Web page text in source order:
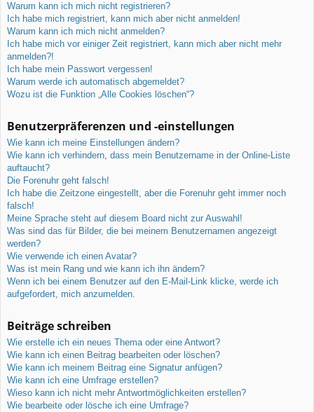
Warum kann ich mich nicht registrieren?
Ich habe mich registriert, kann mich aber nicht anmelden!
Warum kann ich mich nicht anmelden?
Ich habe mich vor einiger Zeit registriert, kann mich aber nicht mehr
anmelden?!
Ich habe mein Passwort vergessen!
Warum werde ich automatisch abgemeldet?
Wozu ist die Funktion „Alle Cookies löschen“?
Benutzerpräferenzen und -einstellungen
Wie kann ich meine Einstellungen ändern?
Wie kann ich verhindern, dass mein Benutzername in der Online-Liste
auftaucht?
Die Forenuhr geht falsch!
Ich habe die Zeitzone eingestellt, aber die Forenuhr geht immer noch
falsch!
Meine Sprache steht auf diesem Board nicht zur Auswahl!
Was sind das für Bilder, die bei meinem Benutzernamen angezeigt
werden?
Wie verwende ich einen Avatar?
Was ist mein Rang und wie kann ich ihn ändern?
Wenn ich bei einem Benutzer auf den E-Mail-Link klicke, werde ich
aufgefordert, mich anzumelden.
Beiträge schreiben
Wie erstelle ich ein neues Thema oder eine Antwort?
Wie kann ich einen Beitrag bearbeiten oder löschen?
Wie kann ich meinem Beitrag eine Signatur anfügen?
Wie kann ich eine Umfrage erstellen?
Wieso kann ich nicht mehr Antwortmöglichkeiten erstellen?
Wie bearbeite oder lösche ich eine Umfrage?